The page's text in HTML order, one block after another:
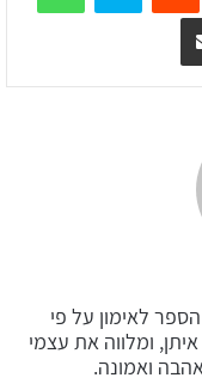
שיתוף דרך המייל
לאימון על פי
ומלווה את עצמי
ואמונה.